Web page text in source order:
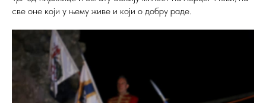
све оне који у њему живе и који о добру раде.